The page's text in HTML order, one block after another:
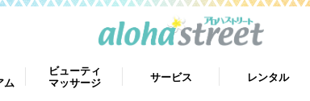
ム
ビューティ
マッサージ
サービス レンタル